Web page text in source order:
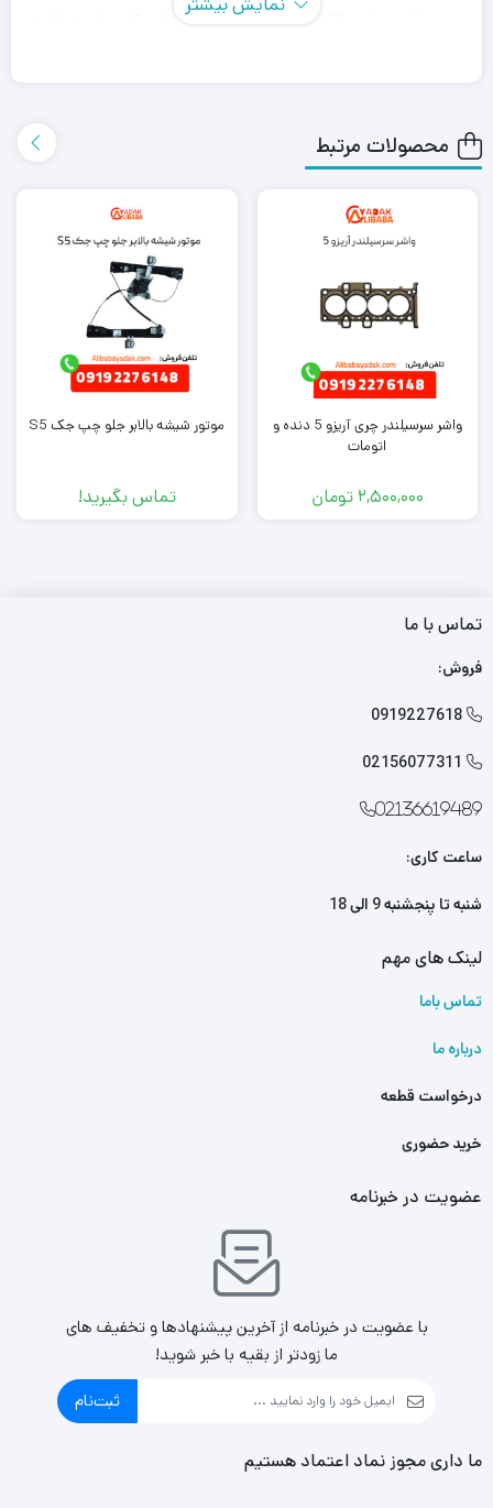
، با بهترین قیمت خریداری کنید. توجه داشته
محصول با کارشناسان فروش ما تماس بگیرید.
محصولات مرتبط
واشر سرسیلندر چری آریزو 5 دنده و
اتومات
2,500,000 تومان
موتور شیشه بالابر جلو چپ جک S5
تماس بگیرید!
تماس با ما
فروش:

0919227618

02156077311
02136619489
ساعت کاری:
شنبه تا پنجشنبه 9 الی 18
لینک های مهم
تماس باما
درباره ما
درخواست قطعه
خرید حضوری
عضویت در خبرنامه
با عضویت در خبرنامه از آخرین پیشنهادها و تخفیف های
ما زودتر از بقیه با خبر شوید!
ثبت‌نام
ما داری مجوز نماد اعتماد هستیم